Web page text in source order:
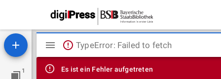
1
Mirador
Viewer
TypeError: Failed to fetch
Es ist ein Fehler aufgetreten